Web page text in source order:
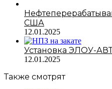
США
12.01.2025
Установка ЭЛОУ-
12.01.2025
Также смотрят